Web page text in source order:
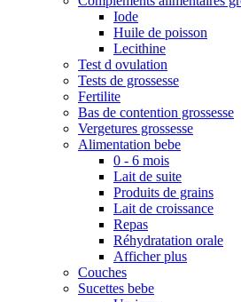
Iode
Huile de poisson
Lecithine
Test d ovulation
Tests de grossesse
Fertilite
Bas de contention grossesse
Vergetures grossesse
Alimentation bebe
0 - 6 mois
Lait de suite
Produits de grains
Lait de croissance
Repas
Réhydratation orale
Afficher plus
Couches
Sucettes bebe